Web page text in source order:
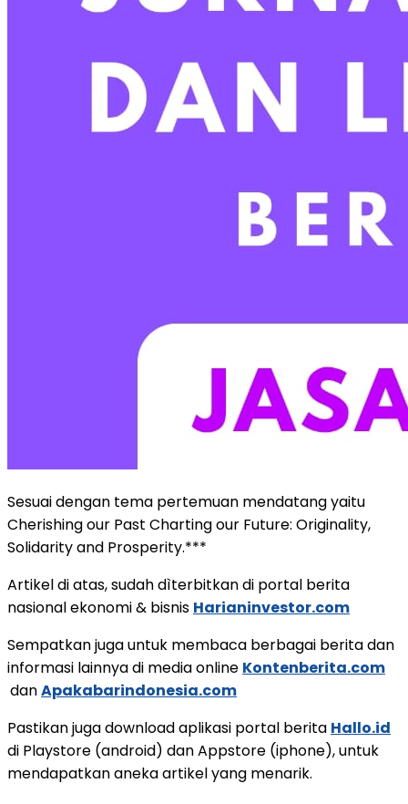
Sesuai dengan tema pertemuan mendatang yaitu
Cherishing our Past Charting our Future: Originality,
Solidarity and Prosperity.***
Artikel di atas, sudah dìterbitkan di portal berita
nasional ekonomi & bisnis Harianinvestor.com
Sempatkan juga untuk membaca berbagai berita dan
informasi lainnya di media online Kontenberita.com
danApakabarindonesia.com
Pastikan juga download aplikasi portal berita Hallo.id
di Playstore (android) dan Appstore (iphone), untuk
mendapatkan aneka artikel yang menarik.